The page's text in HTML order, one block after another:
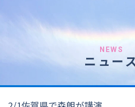
NEWS
ニュー